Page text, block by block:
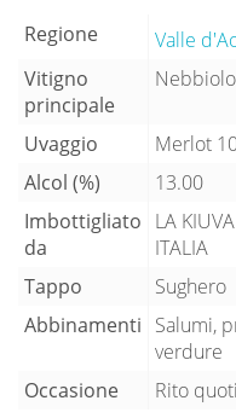
Regione
Valle
Vitigno
principale
Uvaggio
Merlot
Alcol (%)
13.00
Imbottigliato
da
LA
ITALIA
Tappo
Sughero
Abbinamenti Salumi,
verdure
Occasione
Rito